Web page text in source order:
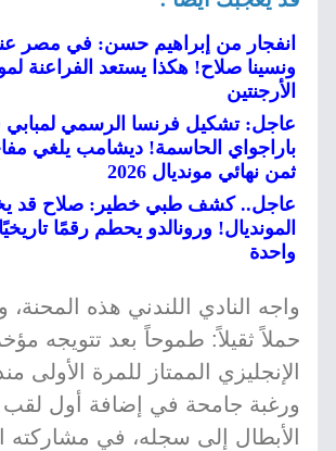
ونسينا صلاح! هكذا يستعد الفراعنة
الأرجنتين
عاجل: تشكيل فرنسا الرسمي
باراجواي الحاسمة! ديشامب يلغي
ثمن نهائي مونديال 2026
عاجل.. كشف طبي خطير: صلاح قد
المونديال! ورونالدو يحطم رقمًا
واحدة
واجه النادي اللندني هذه
حملاً ثقيلاً: طموحاً بعد تتويجه
ورغبة جامحة في إضافة أول
الأبطال إلى سجله، في مشاركته